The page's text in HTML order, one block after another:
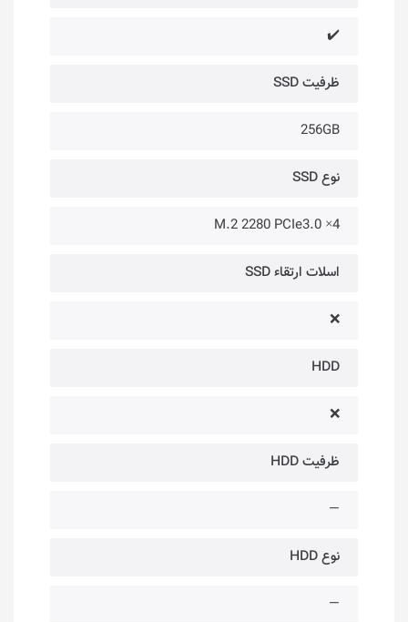
✔️
ظرفیت SSD
256GB
نوع SSD
M.2 2280 PCIe3.0 ×4
اسلات ارتقاء SSD
❌
HDD
❌
ظرفیت HDD
—
نوع HDD
—